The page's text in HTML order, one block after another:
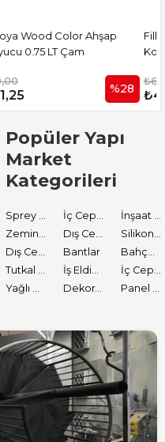
Filli Boya Wood Color Ahşap
Koruyucu 0.75 LT Sarı Meşe
₺600,00
₺431,25 %28
Popüler Yapı
Market
Kategorileri
Sprey Boyalar İç Cephe Astarları
İnşaat Tamir Malzemeleri
Zemin Boyası
Dış Cephe Boyaları
Silikon ve Mastikler
Dış Cephe Astarları
Bantlar
Bahçe El Aletleri
Tutkal ve Yapıştırıcılar
İş Eldiveni
İç Cephe Boyaları
Yağlı Boyalar
Dekoratif Boyalar Panel Kapı Boyası